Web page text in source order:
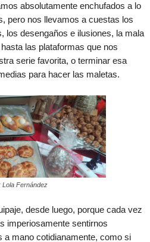
absolutamente enchufados a lo
pero nos llevamos a cuestas los
los desengaños e ilusiones, la mala
las plataformas que nos
serie favorita, o terminar esa
para hacer las maletas.
Lola Fernández
desde luego, porque cada vez
imperiosamente sentirnos
a mano cotidianamente, como si